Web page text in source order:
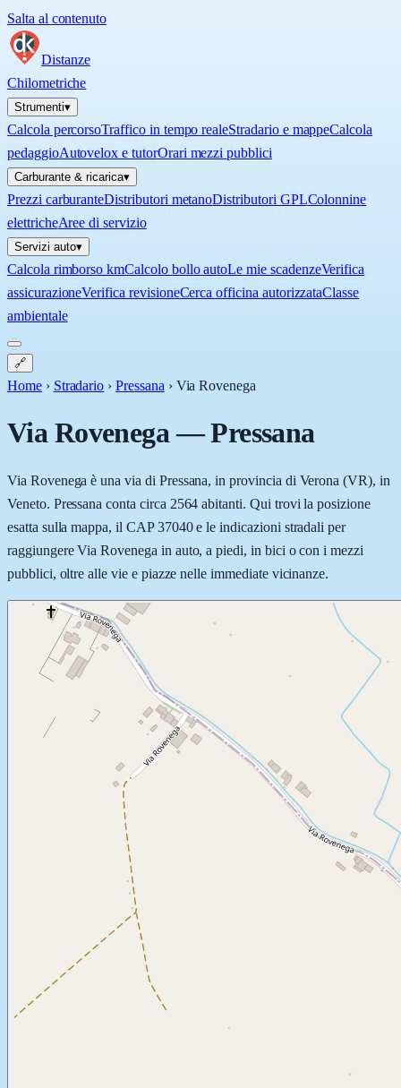
Salta al contenuto
Distanze
Chilometriche
Strumenti▾
Calcola percorsoTraffico in tempo realeStradario e mappeCalcola
pedaggioAutovelox e tutorOrari mezzi pubblici
Carburante & ricarica▾
Prezzi carburanteDistributori metanoDistributori GPLColonnine
elettricheAree di servizio
Servizi auto▾
Calcola rimborso kmCalcolo bollo autoLe mie scadenzeVerifica
assicurazioneVerifica revisioneCerca officina autorizzataClasse
ambientale
🔗
Home › Stradario › Pressana › Via Rovenega
Via Rovenega—Pressana
Via Rovenega è una via di Pressana, in provincia di Verona (VR), in
Veneto. Pressana conta circa 2564 abitanti. Qui trovi la posizione
esatta sulla mappa, il CAP 37040 e le indicazioni stradali per
raggiungere Via Rovenega in auto, a piedi, in bici o con i mezzi
pubblici, oltre alle vie e piazze nelle immediate vicinanze.